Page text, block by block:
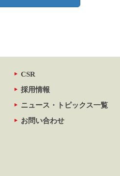
CSR
採用情報
ニュース・トピックス一覧
お問い合わせ